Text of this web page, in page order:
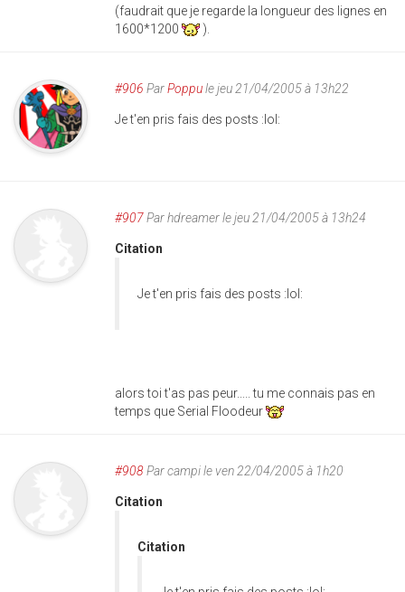
(faudrait que je regarde la longueur des lignes en
1600*1200
).
#906 ParPoppule jeu 21/04/2005 à 13h22
Je t'en pris fais des posts :lol:
#907Parhdreamerle jeu 21/04/2005 à 13h24
Citation
Je t'en pris fais des posts :lol:
alors toi t'as pas peur..... tu me connais pas en
temps que Serial Floodeur
#908Parcampile ven 22/04/2005 à 1h20
Citation
Citation